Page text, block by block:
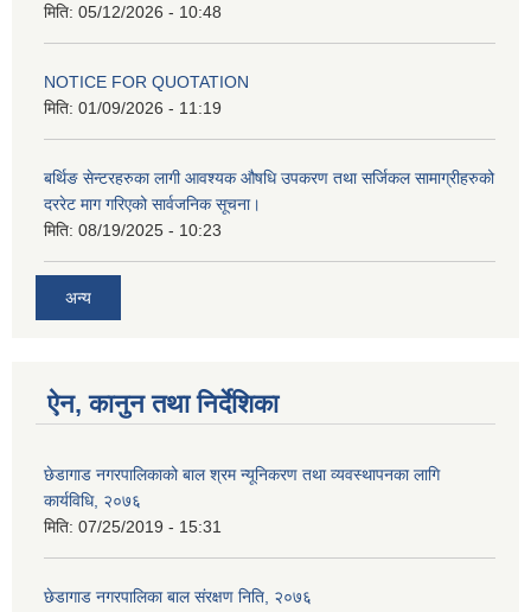
मिति: 05/12/2026 - 10:48
NOTICE FOR QUOTATION
मिति: 01/09/2026 - 11:19
बर्थिङ सेन्टरहरुका लागी आवश्यक औषधि उपकरण तथा सर्जिकल सामाग्रीहरुको
दररेट माग गरिएको सार्वजनिक सूचना।
मिति: 08/19/2025 - 10:23
अन्य
ऐन, कानुन तथा निर्देशिका
छेडागाड नगरपालिकाको बाल श्रम न्यूनिकरण तथा व्यवस्थापनका लागि
कार्यविधि, २०७६
मिति: 07/25/2019 - 15:31
छेडागाड नगरपालिका बाल संरक्षण निति, २०७६